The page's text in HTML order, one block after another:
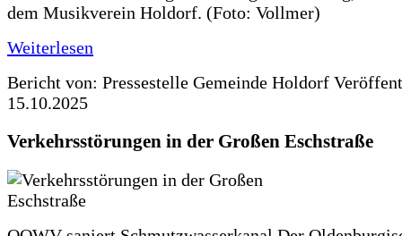
dem Musikverein Holdorf. (Foto: Vollmer)
Weiterlesen
Bericht von: Pressestelle Gemeinde Holdorf
15.10.2025
Verkehrsstörungen in der Großen Eschstraße